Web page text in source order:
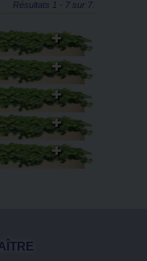
Résultats 1 - 7 sur 7.